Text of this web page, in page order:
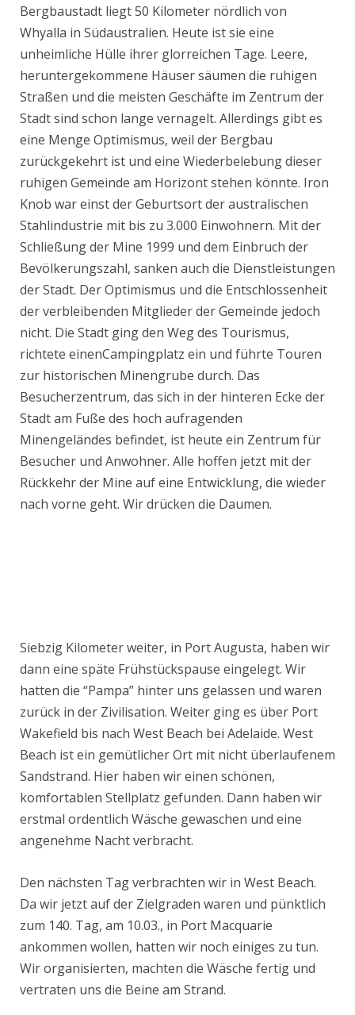
Bergbaustadt liegt 50 Kilometer nördlich von
Whyalla in Südaustralien. Heute ist sie eine
unheimliche Hülle ihrer glorreichen Tage. Leere,
heruntergekommene Häuser säumen die ruhigen
Straßen und die meisten Geschäfte im Zentrum der
Stadt sind schon lange vernagelt. Allerdings gibt es
eine Menge Optimismus, weil der Bergbau
zurückgekehrt ist und eine Wiederbelebung dieser
ruhigen Gemeinde am Horizont stehen könnte. Iron
Knob war einst der Geburtsort der australischen
Stahlindustrie mit bis zu 3.000 Einwohnern. Mit der
Schließung der Mine 1999 und dem Einbruch der
Bevölkerungszahl, sanken auch die Dienstleistungen
der Stadt. Der Optimismus und die Entschlossenheit
der verbleibenden Mitglieder der Gemeinde jedoch
nicht. Die Stadt ging den Weg des Tourismus,
richtete einenCampingplatz ein und führte Touren
zur historischen Minengrube durch. Das
Besucherzentrum, das sich in der hinteren Ecke der
Stadt am Fuße des hoch aufragenden
Minengeländes befindet, ist heute ein Zentrum für
Besucher und Anwohner. Alle hoffen jetzt mit der
Rückkehr der Mine auf eine Entwicklung, die wieder
nach vorne geht. Wir drücken die Daumen.
Siebzig Kilometer weiter, in Port Augusta, haben wir
dann eine späte Frühstückspause eingelegt. Wir
hatten die “Pampa” hinter uns gelassen und waren
zurück in der Zivilisation. Weiter ging es über Port
Wakefield bis nach West Beach bei Adelaide. West
Beach ist ein gemütlicher Ort mit nicht überlaufenem
Sandstrand. Hier haben wir einen schönen,
komfortablen Stellplatz gefunden. Dann haben wir
erstmal ordentlich Wäsche gewaschen und eine
angenehme Nacht verbracht.
Den nächsten Tag verbrachten wir in West Beach.
Da wir jetzt auf der Zielgraden waren und pünktlich
zum 140. Tag, am 10.03., in Port Macquarie
ankommen wollen, hatten wir noch einiges zu tun.
Wir organisierten, machten die Wäsche fertig und
vertraten uns die Beine am Strand.